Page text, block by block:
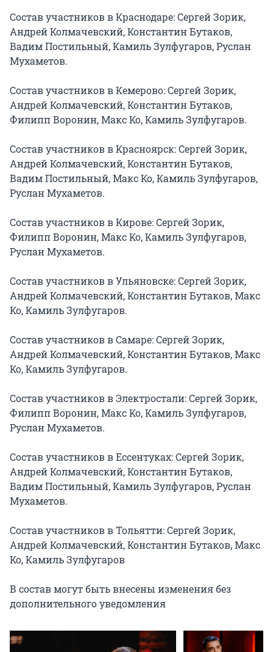
Состав участников в Краснодаре: Сергей Зорик,
Андрей Колмачевский, Константин Бутаков,
Вадим Постильный, Камиль Зулфугаров, Руслан
Мухаметов.
Состав участников в Кемерово: Сергей Зорик,
Андрей Колмачевский, Константин Бутаков,
Филипп Воронин, Макс Ко, Камиль Зулфугаров.
Состав участников в Красноярск: Сергей Зорик,
Андрей Колмачевский, Константин Бутаков,
Вадим Постильный, Макс Ко, Камиль Зулфугаров,
Руслан Мухаметов.
Состав участников в Кирове: Сергей Зорик,
Филипп Воронин, Макс Ко, Камиль Зулфугаров,
Руслан Мухаметов.
Состав участников в Ульяновске: Сергей Зорик,
Андрей Колмачевский, Константин Бутаков, Макс
Ко, Камиль Зулфугаров.
Состав участников в Самаре: Сергей Зорик,
Андрей Колмачевский, Константин Бутаков, Макс
Ко, Камиль Зулфугаров.
Состав участников в Электростали: Сергей Зорик,
Филипп Воронин, Макс Ко, Камиль Зулфугаров,
Руслан Мухаметов.
Состав участников в Ессентуках: Сергей Зорик,
Андрей Колмачевский, Константин Бутаков,
Вадим Постильный, Камиль Зулфугаров, Руслан
Мухаметов.
Состав участников в Тольятти: Сергей Зорик,
Андрей Колмачевский, Константин Бутаков, Макс
Ко, Камиль Зулфугаров
В состав могут быть внесены изменения без
дополнительного уведомления